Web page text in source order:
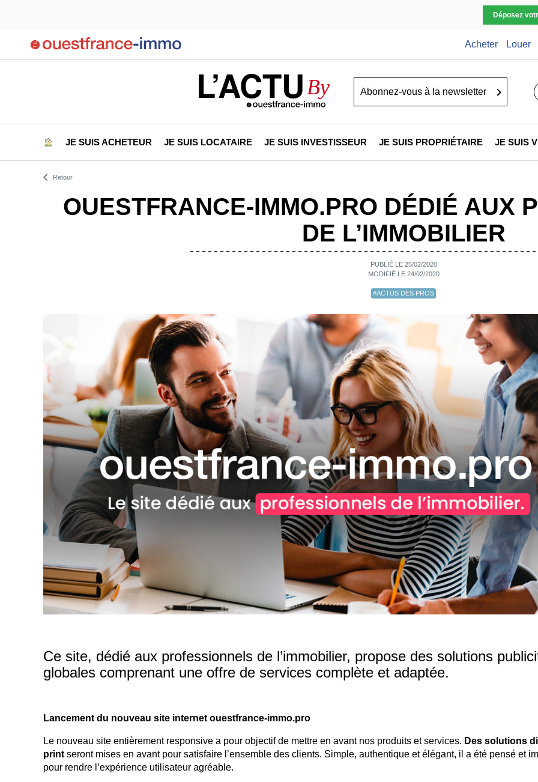
Déposez
Acheter Louer
L’ACTU By
JE SUIS ACHETEUR JE SUIS LOCATAIRE JE SUIS INVESTISSEUR JE SUIS PROPRIÉTAIRE JE SUIS
Retour
OUESTFRANCE-IMMO.PRO DÉDIÉ AUX
DE L’IMMOBILIER
PUBLIÉ LE 25/02/2020
MODIFIÉ LE 24/02/2020
#ACTUS DES PROS
Ce site, dédié aux professionnels de l’immobilier, propose des solutions
globales comprenant une offre de services complète et adaptée.
Lancement du nouveau site internet ouestfrance-immo.pro
Le nouveau site entièrement responsive a pour objectif de mettre en avant nos produits et services. Des solutions
print seront mises en avant pour satisfaire l’ensemble des clients. Simple, authentique et élégant, il a été pensé et
pour rendre l’expérience utilisateur agréable.